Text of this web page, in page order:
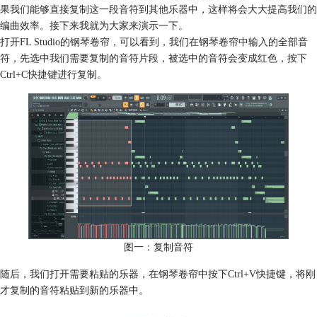
果我们能够直接复制这一段音符到其他乐器中，这样将会大大提高我们的
编曲效率。接下来我就为大家来演示一下。
打开FL Studio的钢琴卷帘，可以看到，我们在钢琴卷帘中输入的全部音
符，先选中我们需要复制的音符片段，被选中的音符会变成红色，按下
Ctrl+C快捷键进行复制。
图一：复制音符
随后，我们打开需要粘贴的乐器，在钢琴卷帘中按下Ctrl+V快捷键，将刚
才复制的音符粘贴到新的乐器中。